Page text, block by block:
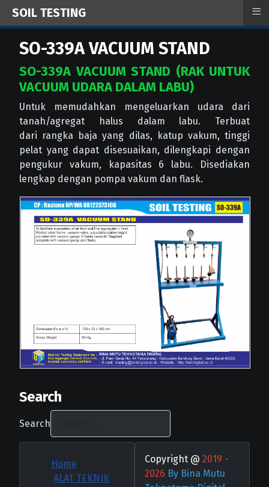
SO-339A VACUUM STAND
SO-339A VACUUM STAND (RAK UNTUK
VACUUM UDARA DALAM LABU)
Untuk memudahkan mengeluarkan udara dari
tanah/agregat halus dalam labu. Terbuat
dari rangka baja yang dilas, katup vakum, tinggi
pelat yang dapat disesuaikan, dilengkapi dengan
pengukur vakum, kapasitas 6 labu. Disediakan
lengkap dengan pompa vakum dan flask.
Search
Search
Home
ALAT TEKNIK
Copyright @ 2019 -
2026 By Bina Mutu
SOIL TESTING ≡